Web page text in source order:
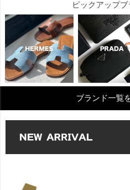
ピックアップブ
ブランド一覧